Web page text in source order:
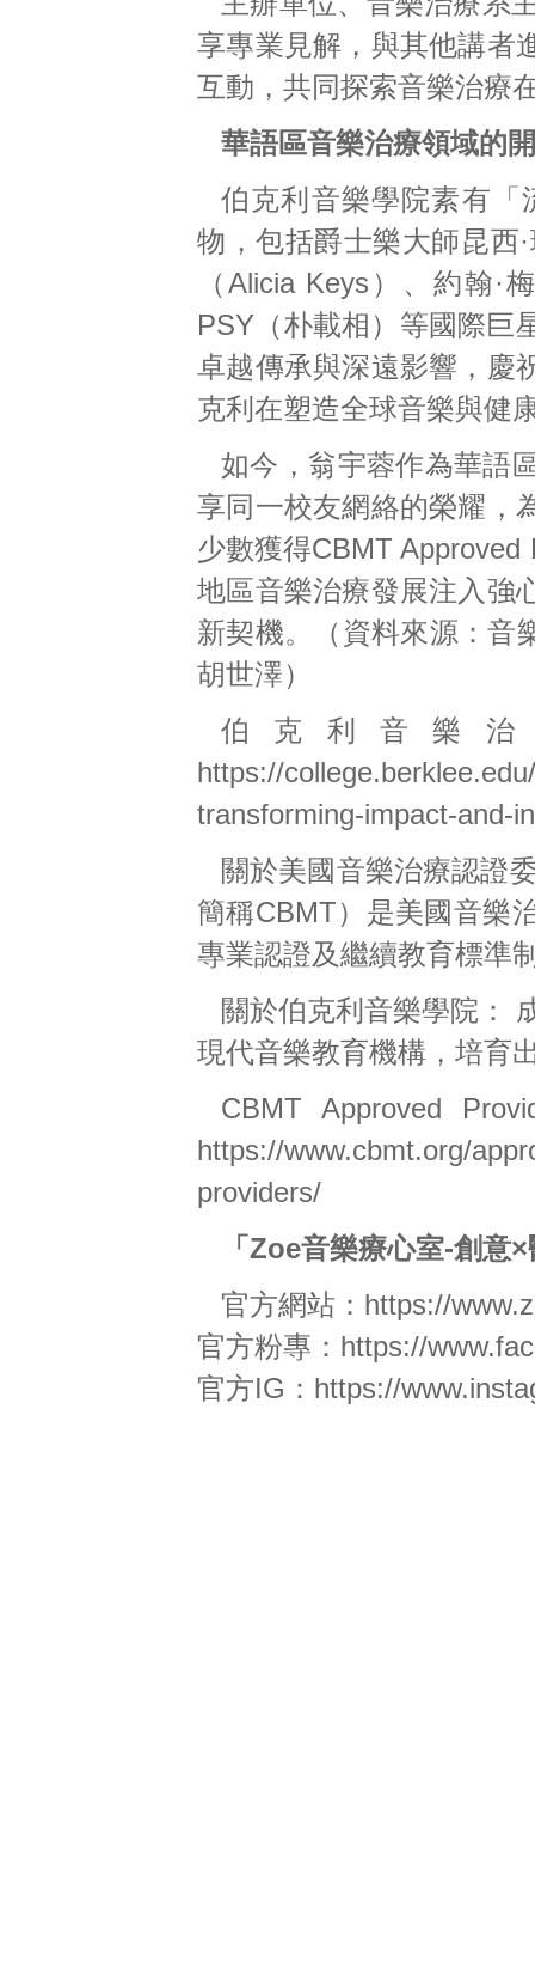
享專業見解，與其他講者
互動，共同探索音樂治療
華語區音樂治療領域的
伯克利音樂學院素有「
物，包括爵士樂大師昆西
（Alicia Keys）、約翰
PSY（朴載相）等國際巨
卓越傳承與深遠影響，慶
克利在塑造全球音樂與健
如今，翁宇蓉作為華語
享同一校友網絡的榮耀，
少數獲得CBMT
地區音樂治療發展注入強
新契機。（資料來源：音
胡世澤）
伯克利音樂
https://
transforming-impact-and-
關於美國音樂治療認證
簡稱CBMT）是美國音樂
專業認證及繼續教育標準
關於伯克利音樂學院：
現代音樂教育機構，培育
CBMT Approved
https://www.cbmt.org/
providers/
「Zoe音樂療心室-創意
官方網站： https://
官方粉專： https://
官方IG： https://